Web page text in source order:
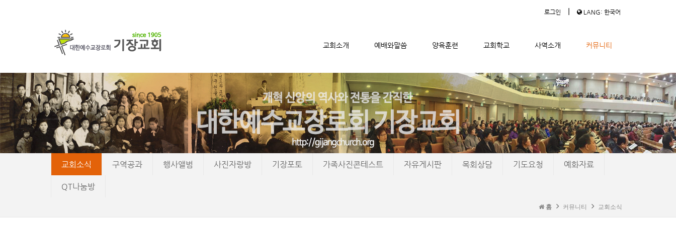
로그인 | LANG: 한국어
교회소개 예배와말씀 양육훈련 교회학교 사역소개 커뮤니티
메뉴 건너뛰기
교회소식 구역공과 행사앨범 사진자랑방 기장포토 가족사진콘테스트 자유게시판 목회상담 기도요청 예화자료
QT나눔방
홈 커뮤니티 교회소식